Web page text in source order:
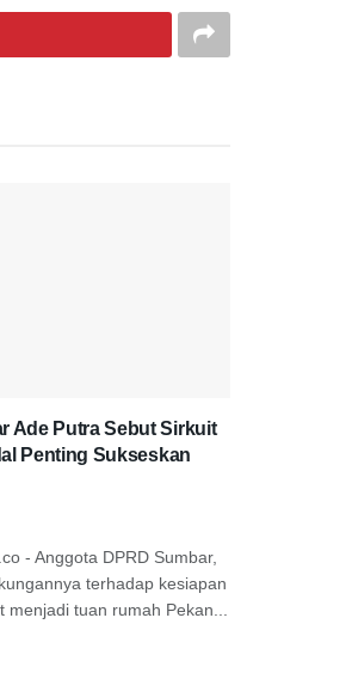
Ade Putra Sebut Sirkuit
Penting Sukseskan
- Anggota DPRD Sumbar,
terhadap kesiapan
tuan rumah Pekan...